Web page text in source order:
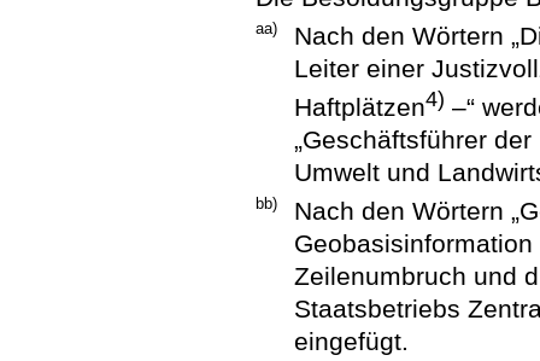
aa)
Nach den Wörtern
Leiter einer
Haftplätzen4) –“
„Geschäftsführer
Umwelt und
bb)
Nach den Wörtern
Zeilenumbruch und
Staatsbetriebs
eingefügt.